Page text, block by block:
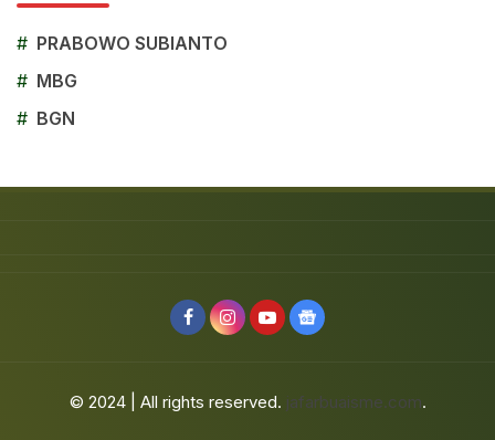
# PRABOWO SUBIANTO
# MBG
# BGN
© 2024 | All rights reserved. jafarbuaisme.com.